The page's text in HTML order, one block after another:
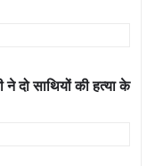
दो साथियों की हत्या के